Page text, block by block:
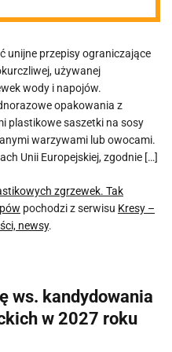
Tak
unijne przepisy ograniczające
używanej
wody i napojów.
opakowania z
plastikowe saszetki na sosy
warzywami lub owocami.
Unii Europejskiej, zgodnie […]
zgrzewek. Tak
pochodzi z serwisu Kresy –
newsy.
ws. kandydowania
w 2027 roku